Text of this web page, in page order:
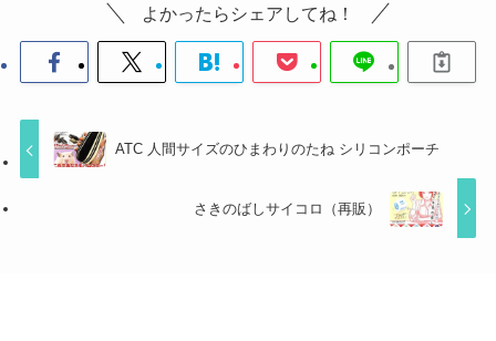
よかったらシェアしてね！
ATC 人間サイズのひまわりのたね シリコンポーチ
さきのばしサイコロ（再販）